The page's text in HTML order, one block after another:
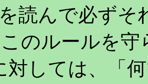
を読んで必ずそ
のルールを守
対しては、「